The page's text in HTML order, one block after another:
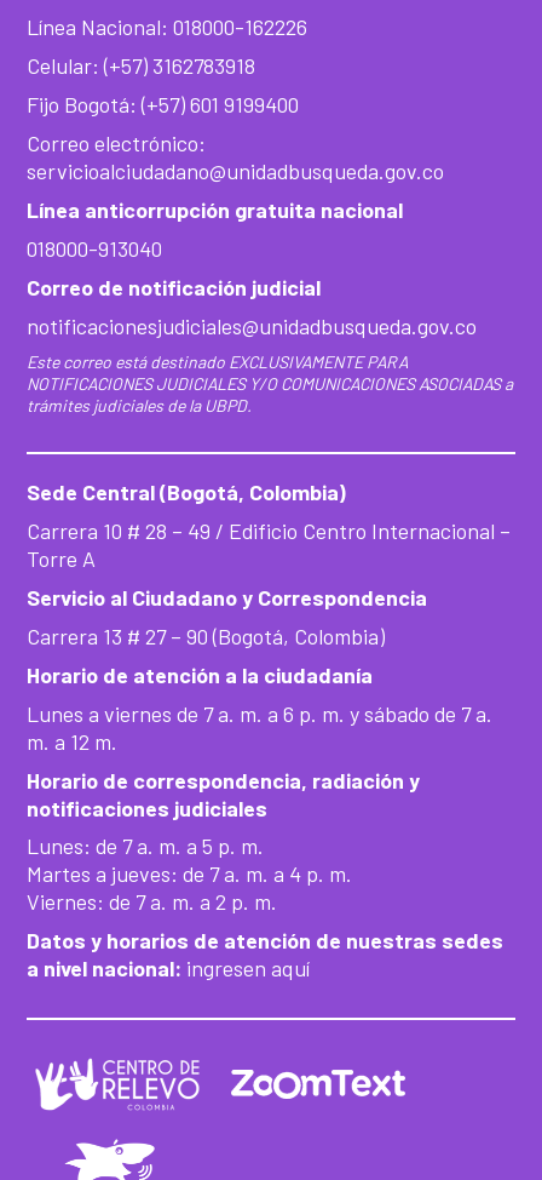
Línea Nacional: 018000-162226
Celular: (+57) 3162783918
Fijo Bogotá: (+57) 601 9199400
Correo electrónico:
servicioalciudadano@unidadbusqueda.gov.co
Línea anticorrupción gratuita nacional
018000-913040
Correo de notificación judicial
notificacionesjudiciales@unidadbusqueda.gov.co
Este correo está destinado EXCLUSIVAMENTE PARA
NOTIFICACIONES JUDICIALES Y/O COMUNICACIONES ASOCIADAS a
trámites judiciales de la UBPD.
Sede Central (Bogotá, Colombia)
Carrera 10 # 28 – 49 / Edificio Centro Internacional –
Torre A
Servicio al Ciudadano y Correspondencia
Carrera 13 # 27 – 90 (Bogotá, Colombia)
Horario de atención a la ciudadanía
Lunes a viernes de 7 a. m. a 6 p. m. y sábado de 7 a.
m. a 12 m.
Horario de correspondencia, radiación y
notificaciones judiciales
Lunes: de 7 a. m. a 5 p. m.
Martes a jueves: de 7 a. m. a 4 p. m.
Viernes: de 7 a. m. a 2 p. m.
Datos y horarios de atención de nuestras sedes
a nivel nacional: ingresen aquí